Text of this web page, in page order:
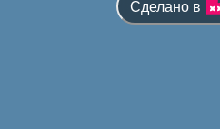
Сделано в